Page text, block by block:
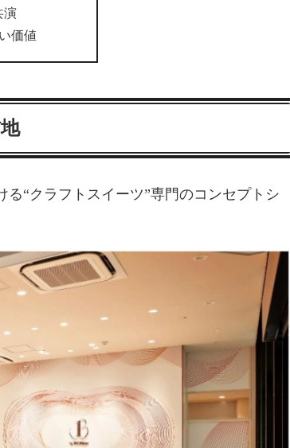
演
価値
る“クラフトスイーツ”専門のコンセプトシ